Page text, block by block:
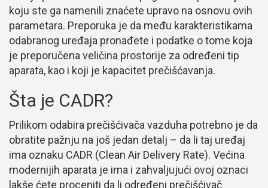
koju ste ga namenili znaćete upravo na osnovu ovih
parametara. Preporuka je da među karakteristikama
odabranog uređaja pronađete i podatke o tome koja
je preporučena veličina prostorije za određeni tip
aparata, kao i koji je kapacitet prečišćavanja.
Šta je CADR?
Prilikom odabira prečišćivača vazduha potrebno je da
obratite pažnju na još jedan detalj – da li taj uređaj
ima oznaku CADR (Clean Air Delivery Rate). Većina
modernijih aparata je ima i zahvaljujući ovoj oznaci
lakše ćete proceniti da li određeni prečišćivač